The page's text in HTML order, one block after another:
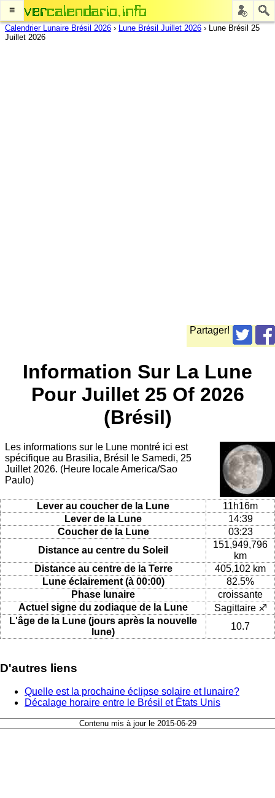
≡
Calendrier Lunaire Brésil 2026 › Lune Brésil Juillet 2026 › Lune Brésil 25
Juillet 2026
Partager!
Information Sur La Lune
Pour Juillet 25 Of 2026
(Brésil)
Les informations sur le Lune montré ici est
spécifique au Brasilia, Brésil le Samedi, 25
Juillet 2026. (Heure locale America/Sao
Paulo)
Lever au coucher de la Lune
11h16m
Lever de la Lune
14:39
Coucher de la Lune
03:23
Distance au centre du Soleil
151,949,796
km
Distance au centre de la Terre
405,102 km
Lune éclairement (à 00:00)
82.5%
Phase lunaire
croissante
Actuel signe du zodiaque de la Lune
Sagittaire ♐
L'âge de la Lune (jours après la nouvelle
lune)
10.7
D'autres liens
Quelle est la prochaine éclipse solaire et lunaire?
Décalage horaire entre le Brésil et États Unis
Contenu mis à jour le 2015-06-29